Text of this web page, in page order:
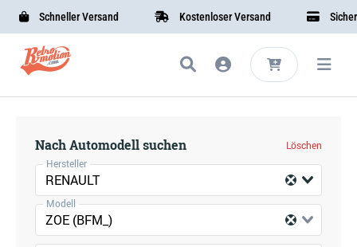
Schneller Versand Kostenloser Versand Sichere
Nach Automodell suchen
Löschen
Hersteller
RENAULT
Modell
ZOE (BFM_)